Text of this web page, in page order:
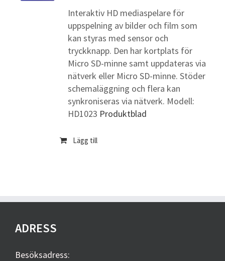
Interaktiv HD mediaspelare för
uppspelning av bilder och film som
kan styras med sensor och
tryckknapp. Den har kortplats för
Micro SD-minne samt uppdateras via
nätverk eller Micro SD-minne. Stöder
schemaläggning och flera kan
synkroniseras via nätverk. Modell:
HD1023 Produktblad
Lägg till
ADRESS
Besöksadress: